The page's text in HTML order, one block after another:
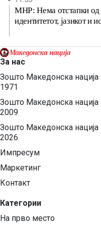
МНР: Нема отстапки од
идентитетот, јазикот и
За нас
Зошто Македонска нација
1971
Зошто Македонска нација
2009
Зошто Македонска нација
2026
Импресум
Маркетинг
Контакт
Категории
На прво место